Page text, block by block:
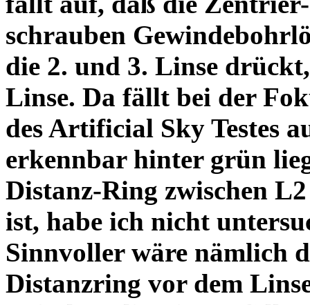
schrauben
die 2. und 3. Linse
Linse. Da fällt bei der
des Artificial Sky Testes
erkennbar hinter grün
Distanz-Ring zwischen
ist, habe ich nicht
Sinnvoller wäre nämlich
Distanzring vor dem